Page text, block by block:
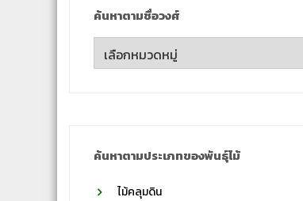
ค้นหาตามชื่อวงศ์
ค้นหา
ตาม
ค้นหาตามประเภทของพันธุ์ไม้
ไม้คลุมดิน